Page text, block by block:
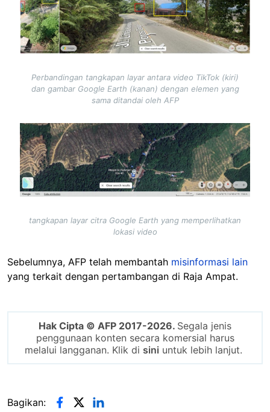
Perbandingan tangkapan layar antara video TikTok (kiri)
dan gambar Google Earth (kanan) dengan elemen yang
sama ditandai oleh AFP
Image
tangkapan layar citra Google Earth yang memperlihatkan
lokasi video
Sebelumnya, AFP telah membantah misinformasi lain
yang terkait dengan pertambangan di Raja Ampat.
Hak Cipta © AFP 2017-2026. Segala jenis
penggunaan konten secara komersial harus
melalui langganan. Klik di sini untuk lebih lanjut.
Bagikan: